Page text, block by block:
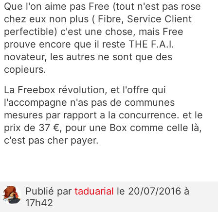
Que l'on aime pas Free (tout n'est pas rose
chez eux non plus ( Fibre, Service Client
perfectible) c'est une chose, mais Free
prouve encore que il reste THE F.A.I.
novateur, les autres ne sont que des
copieurs.
La Freebox révolution, et l'offre qui
l'accompagne n'as pas de communes
mesures par rapport a la concurrence. et le
prix de 37 €, pour une Box comme celle là,
c'est pas cher payer.
Publié par taduarial le 20/07/2016 à
17h42